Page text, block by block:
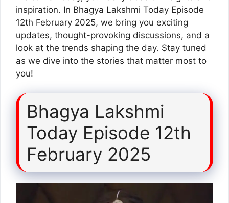
inspiration. In Bhagya Lakshmi Today Episode
12th February 2025, we bring you exciting
updates, thought-provoking discussions, and a
look at the trends shaping the day. Stay tuned
as we dive into the stories that matter most to
you!
Bhagya Lakshmi
Today Episode 12th
February 2025